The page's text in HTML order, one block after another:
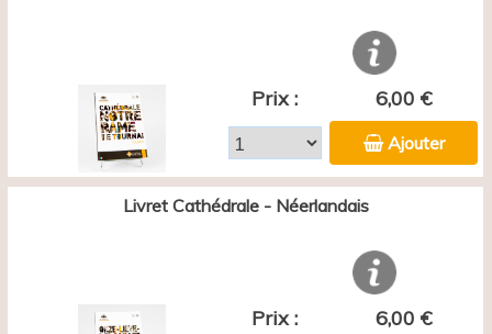
Prix : 6,00 €
Ajouter
Livret Cathédrale - Néerlandais
Prix : 6,00 €